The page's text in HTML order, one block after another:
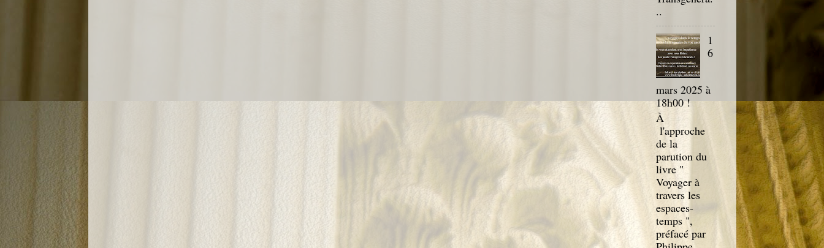
..
1
6
mars 2025 à
18h00 !
À
l'approche
de la
parution du
livre "
Voyager à
travers les
espaces-
temps ",
préfacé par